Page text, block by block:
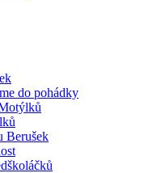
do pohádky
Berušek